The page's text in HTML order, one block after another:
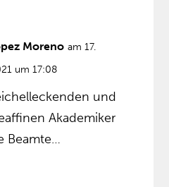
Moreno am 17.
um 17:08
und
Akademiker
Beamte…